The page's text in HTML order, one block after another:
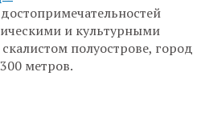
и культурными
полуострове, город
метров.